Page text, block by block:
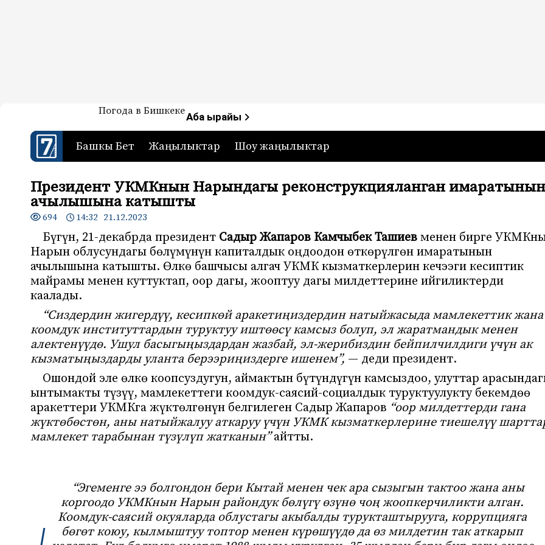
7-канал. Жаңылыктар — Кыргызстан
Жаңылыктар — Кыргызстан
Погода в БишкекеАба ырайы
Башкы Бет Жаңылыктар Шоу жаңылыктар
Президент УКМКнын Нарындагы реконструкцияланган имаратынын
ачылышына катышты
694 14:32 21.12.2023
Бүгүн, 21-декабрда президент Садыр Жапаров Камчыбек Ташиев менен бирге
Нарын облусундагы бөлүмүнүн капиталдык оңдоодон өткөрүлгөн имаратынын
ачылышына катышты. Өлкө башчысы алгач УКМК кызматкерлерин кечээги кесиптик
майрамы менен куттуктап, оор дагы, жооптуу дагы милдеттерине ийгиликтерди
каалады.
“Сиздердин жигердүү, кесипкөй аракетиңиздердин натыйжасыда мамлекеттик жана
коомдук институттардын туруктуу иштөөсү камсыз болуп, эл жаратмандык менен
алектенүүдө. Ушул басыгыңыздардан жазбай, эл-жерибиздин бейпилчилдиги үчүн ак
кызматыңыздарды уланта берээриңиздерге ишенем”, — деди президент.
Ошондой эле өлкө коопсуздугун, аймактын бүтүндүгүн камсыздоо, улуттар
ынтымакты түзүү, мамлекеттеги коомдук-саясий-социалдык туруктуулукту бекемдөө
аракеттери УКМКга жүктөлгөнүн белгилеген Садыр Жапаров “оор милдеттерди гана
жүктөбөстөн, аны натыйжалуу аткаруу үчүн УКМК кызматкерлерине тиешелүү
мамлекет тарабынан түзүлүп жатканын”айтты.
“Эгеменге ээ болгондон бери Кытай менен чек ара сызыгын тактоо жана аны
коргоодо УКМКнын Нарын райондук бөлүгү өзүнө чоң жоопкерчиликти алган.
Коомдук-саясий окуяларда облустагы акыбалды турукташтырууга, коррупцияга
бөгөт коюу, кылмыштуу топтор менен күрөшүүдө да өз милдетин так аткарып